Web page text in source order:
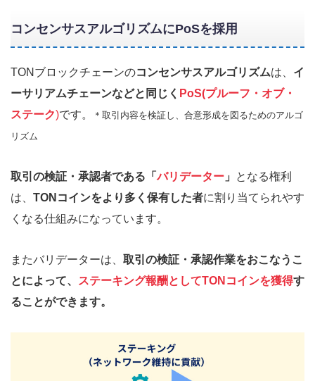
コンセンサスアルゴリズムにPoSを採用
TONブロックチェーンのコンセンサスアルゴリズムは、 イ
ーサリアムチェーンなどと同じく PoS(プルーフ・オブ・
ステーク)です。
＊取引内容を検証し、合意形成を図るためのアルゴ
リズム
取引の検証・承認者である「バリデーター 」
となる権利
は、 TONコインをより多く保有した者に割り当てられやす
くなる仕組みになっています。
またバリデーターは、 取引の検証・承認作業をおこなうこ
とによって、
ステーキング報酬としてTONコインを獲得す
ることができます。